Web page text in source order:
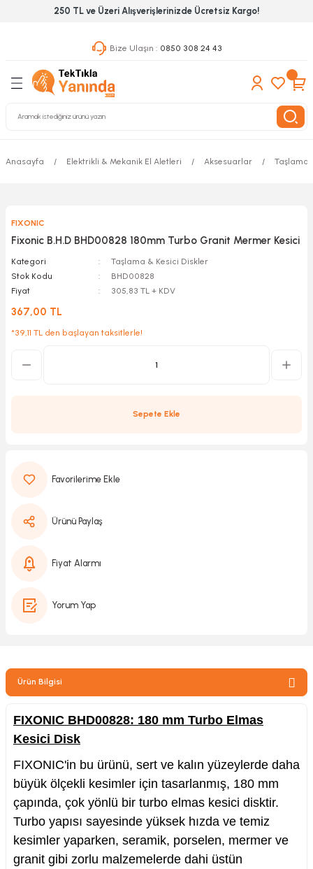
250 TL ve Üzeri Alışverişlerinizde Ücretsiz Kargo!
Bize Ulaşın : 0850 308 24 43
Geri Dön
Geri Dön
& Nalburiye
Grubu
Dolapları
Aletleri
ve Bisiklet
Geri Dön
Anasayfa Elektrikli & Mekanik El Aletleri Aksesuarlar Taşlama
FIXONIC
Fixonic B.H.D BHD00828 180mm Turbo Granit Mermer Kesici
Kategori
Taşlama & Kesici Diskler
Stok Kodu
BHD00828
Fiyat
305,83 TL + KDV
367,00 TL
*39,11 TL den başlayan taksitlerle!
Sepete Ekle
Ürünü Paylaş
Fiyat Alarmı
Yorum Yap
Ürün Bilgisi
FIXONIC BHD00828: 180 mm Turbo Elmas
Kesici Disk
FIXONIC'in bu ürünü, sert ve kalın yüzeylerde daha
büyük ölçekli kesimler için tasarlanmış, 180 mm
çapında, çok yönlü bir turbo elmas kesici disktir.
Turbo yapısı sayesinde yüksek hızda ve temiz
kesimler yaparken, seramik, porselen, mermer ve
granit gibi zorlu malzemelerde dahi üstün